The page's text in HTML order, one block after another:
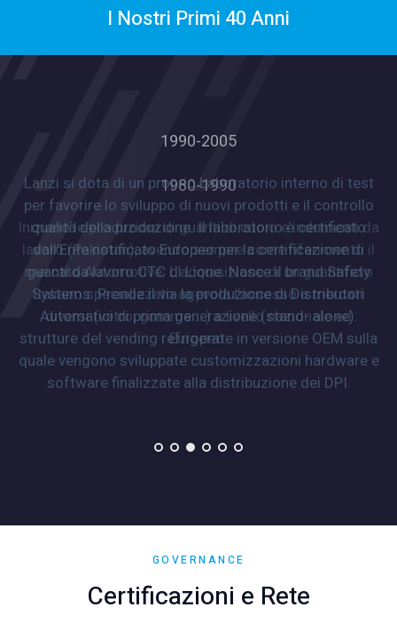
I Nostri Primi 40 Anni
1990-2005
Lanzi si dota di un proprio Laboratorio interno di test
per favorire lo sviluppo di nuovi prodotti e il controllo
qualità della produzione. Il laboratorio è certificato
dall’Ente notificato Europeo per la certificazione di
guanti da lavoro CTC di Lione. Nasce il brand Safety
Systems. Prende il via la produzione di Distributori
Automatici di prima generazione (stand- alone):
strutture del vending refrigerate in versione OEM sulla
quale vengono sviluppate customizzazioni hardware e
software finalizzate alla distribuzione dei DPI.
GOVERNANCE
Certificazioni e Rete